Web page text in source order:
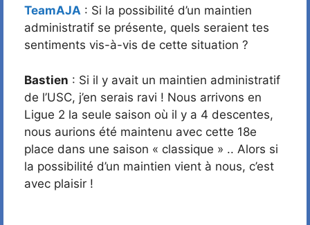
TeamAJA : Si la possibilité d’un maintien
administratif se présente, quels seraient tes
sentiments vis-à-vis de cette situation ?
Bastien : Si il y avait un maintien administratif
de l’USC, j’en serais ravi ! Nous arrivons en
Ligue 2 la seule saison où il y a 4 descentes,
nous aurions été maintenu avec cette 18e
place dans une saison « classique » .. Alors si
la possibilité d’un maintien vient à nous, c’est
avec plaisir !